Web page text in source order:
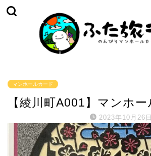
マンホールカード
【綾川町A001】マンホ
2023年10月26日